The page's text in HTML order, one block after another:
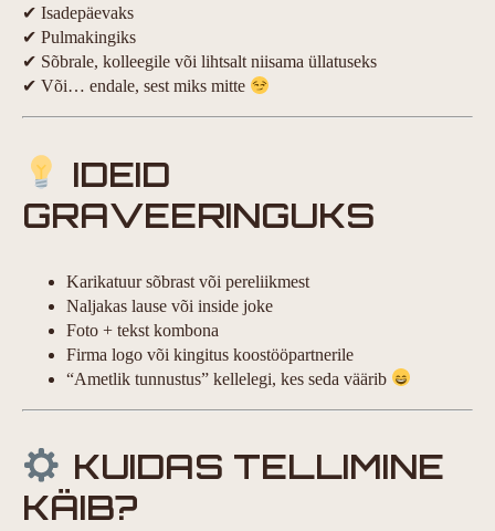
✔ Isadepäevaks
✔ Pulmakingiks
✔ Sõbrale, kolleegile või lihtsalt niisama üllatuseks
✔ Või… endale, sest miks mitte
IDEID
GRAVEERINGUKS
Karikatuur sõbrast või pereliikmest
Naljakas lause või inside joke
Foto + tekst kombona
Firma logo või kingitus koostööpartnerile
“Ametlik tunnustus” kellelegi, kes seda väärib
KUIDAS TELLIMINE
KÄIB?